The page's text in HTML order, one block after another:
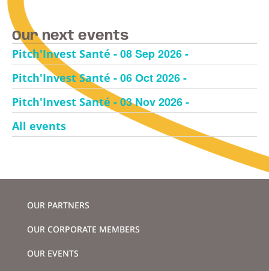
Our next events
Pitch'Invest Santé - 08 Sep 2026 -
Pitch'Invest Santé - 06 Oct 2026 -
Pitch'Invest Santé - 03 Nov 2026 -
All events
OUR PARTNERS
OUR CORPORATE MEMBERS
OUR EVENTS